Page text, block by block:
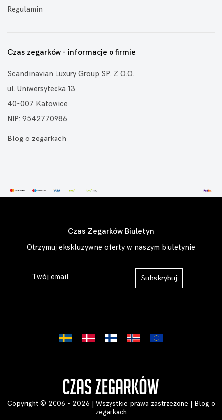
Regulamin
Czas zegarków - informacje o firmie
Scandinavian Luxury Group SP. Z O.O.
ul. Uniwersytecka 13
40-007 Katowice
NIP: 9542770986
Blog o zegarkach
Czas Zegarków Biuletyn
Otrzymuj ekskluzywne oferty w naszym biuletynie
Subskrybuj
Copyright © 2006 - 2026 | Wszystkie prawa zastrzeżone | Blog o
zegarkach